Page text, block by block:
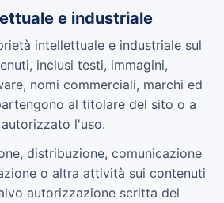
e industriale
intellettuale e industriale sul
inclusi testi, immagini,
nomi commerciali, marchi ed
al titolare del sito o a
l'uso.
distribuzione, comunicazione
o altra attività sui contenuti
autorizzazione scritta del